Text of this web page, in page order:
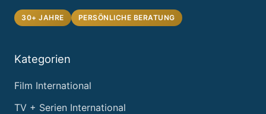
30+ JAHRE PERSÖNLICHE BERATUNG
Kategorien
Film International
TV + Serien International